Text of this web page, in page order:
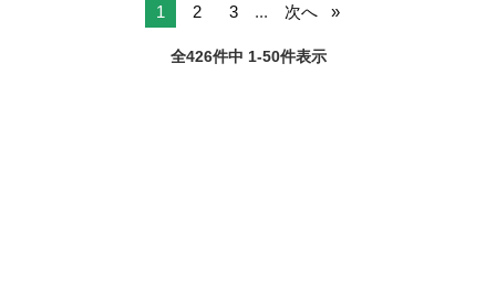
1 2 3 ... 次へ
全426件中 1-50件表示